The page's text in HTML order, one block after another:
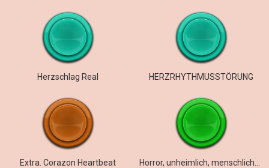
Herzschlag Real HERZRHYTHMUSSTÖRUNG
Extra. Corazon Heartbeat